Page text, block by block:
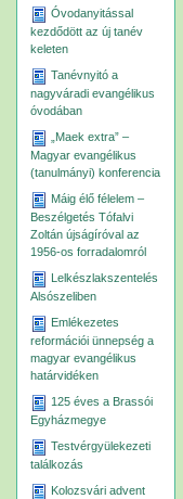
Óvodanyitással
kezdődött az új tanév
keleten
Tanévnyitó a
nagyváradi evangélikus
óvodában
„Maek extra” –
Magyar evangélikus
(tanulmányi) konferencia
Máig élő félelem –
Beszélgetés Tófalvi
Zoltán újságíróval az
1956-os forradalomról
Lelkészlakszentelés
Alsószeliben
Emlékezetes
reformációi ünnepség a
magyar evangélikus
határvidéken
125 éves a Brassói
Egyházmegye
Testvérgyülekezeti
találkozás
Kolozsvári advent